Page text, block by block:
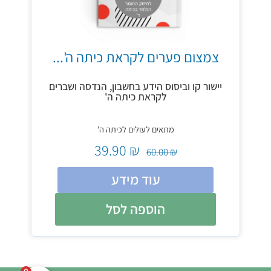
צמצום פערים לקראת כיתה ה'...
יישור קו וביסוס הידע בחשבון, הנדסה ושברים
לקראת כיתה ה'
מתאים לעולים לכיתה ה'
₪
60.00
₪
עוד מידע
הוספה לסל